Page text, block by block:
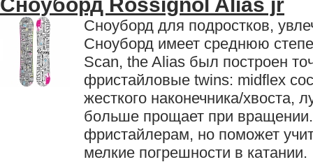
Сноуборд для подростков,
Сноуборд имеет среднюю
Scan, the Alias был построен
фристайловые twins: midflex
жесткого наконечника/хвоста,
больше прощает при
фристайлерам, но поможет
мелкие погрешности в катании.